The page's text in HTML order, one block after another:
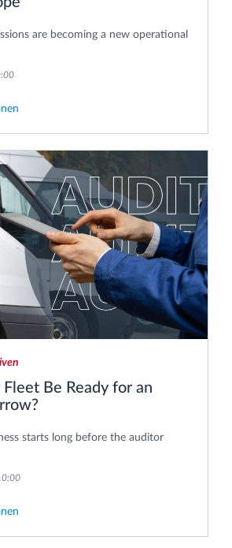
are becoming a new operational
Be Ready for an
starts long before the auditor